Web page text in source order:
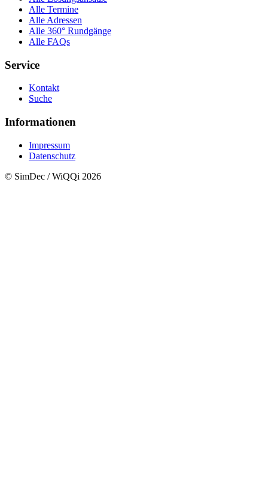
Alle Termine
Alle Adressen
Alle 360° Rundgänge
Alle FAQs
Service
Kontakt
Suche
Informationen
Impressum
Datenschutz
© SimDec / WiQQi 2026